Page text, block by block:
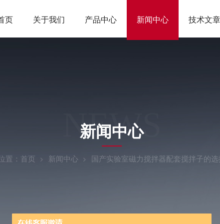
页 关于我们 产品中心 新闻中心 技术文章
NEWS
新闻中心
置： 首页 新闻中心 国产实验室磁力搅拌器配套搅拌子的